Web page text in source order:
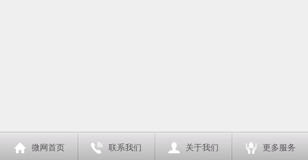
微网首页 联系我们 关于我们 更多服务